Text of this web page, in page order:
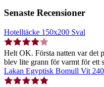
Senaste Recensioner
Hotelltäcke 150x200 Sval
Helt OK. Första natten var det
blev lite grann för varmt för ett
Lakan Egyptisk Bomull Vit